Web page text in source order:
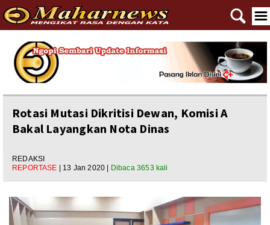
Home
Reportase
Editorial
Ngewangkong
Asal Usul
☰
🔍
Rotasi Mutasi Dikritisi Dewan, Komisi A
Bakal Layangkan Nota Dinas
REDAKSI
REPORTASE
| 13 Jan 2020 | Dibaca 3653 kali